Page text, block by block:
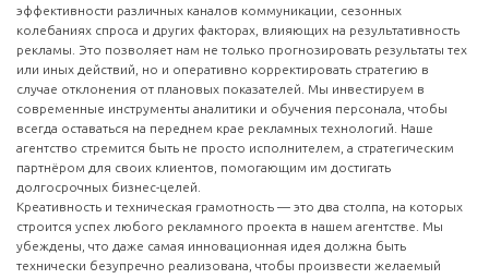
эффективности различных каналов коммуникации, сезонных
колебаниях спроса и других факторах, влияющих на результативность
рекламы. Это позволяет нам не только прогнозировать результаты тех
или иных действий, но и оперативно корректировать стратегию в
случае отклонения от плановых показателей. Мы инвестируем в
современные инструменты аналитики и обучения персонала, чтобы
всегда оставаться на переднем крае рекламных технологий. Наше
агентство стремится быть не просто исполнителем, а стратегическим
партнёром для своих клиентов, помогающим им достигать
долгосрочных бизнес-целей.
Креативность и техническая грамотность — это два столпа, на которых
строится успех любого рекламного проекта в нашем агентстве. Мы
убеждены, что даже самая инновационная идея должна быть
технически безупречно реализована, чтобы произвести желаемый